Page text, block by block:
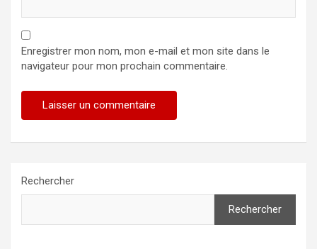
Enregistrer mon nom, mon e-mail et mon site dans le
navigateur pour mon prochain commentaire.
Rechercher
Rechercher